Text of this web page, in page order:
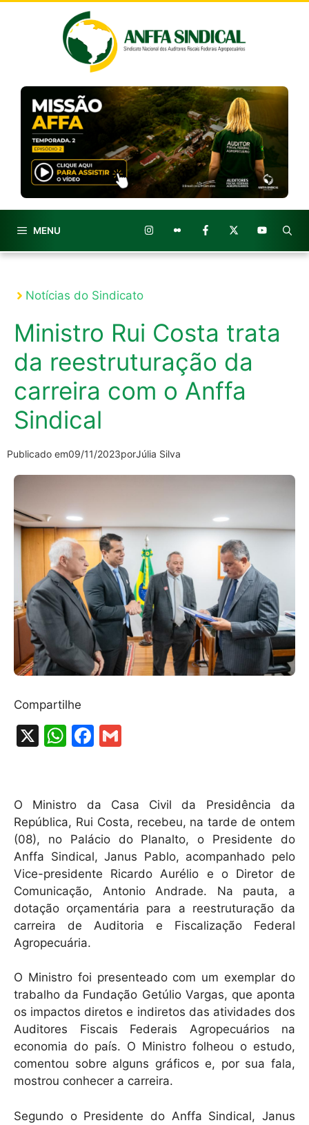
MENU
Notícias do Sindicato
Ministro Rui Costa trata
da reestruturação da
carreira com o Anffa
Sindical
Publicado em09/11/2023porJúlia Silva
Compartilhe
X
W
s
A
p
p
F
e
b
o
o
k
l
O Ministro da Casa Civil da Presidência da
República, Rui Costa, recebeu, na tarde de ontem
(08), no Palácio do Planalto, o Presidente do
Anffa Sindical, Janus Pablo, acompanhado pelo
Vice-presidente Ricardo Aurélio e o Diretor de
Comunicação, Antonio Andrade. Na pauta, a
dotação orçamentária para a reestruturação da
carreira de Auditoria e Fiscalização Federal
Agropecuária.
O Ministro foi presenteado com um exemplar do
trabalho da Fundação Getúlio Vargas, que aponta
os impactos diretos e indiretos das atividades dos
Auditores Fiscais Federais Agropecuários na
economia do país. O Ministro folheou o estudo,
comentou sobre alguns gráficos e, por sua fala,
mostrou conhecer a carreira.
Segundo o Presidente do Anffa Sindical, Janus